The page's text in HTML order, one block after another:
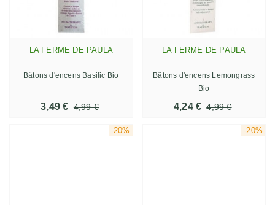
LA FERME DE PAULA
Bâtons d'encens Basilic Bio
3,49 € 4,99 €
LA FERME DE PAULA
Bâtons d'encens Lemongrass
Bio
4,24 € 4,99 €
-20% -20%